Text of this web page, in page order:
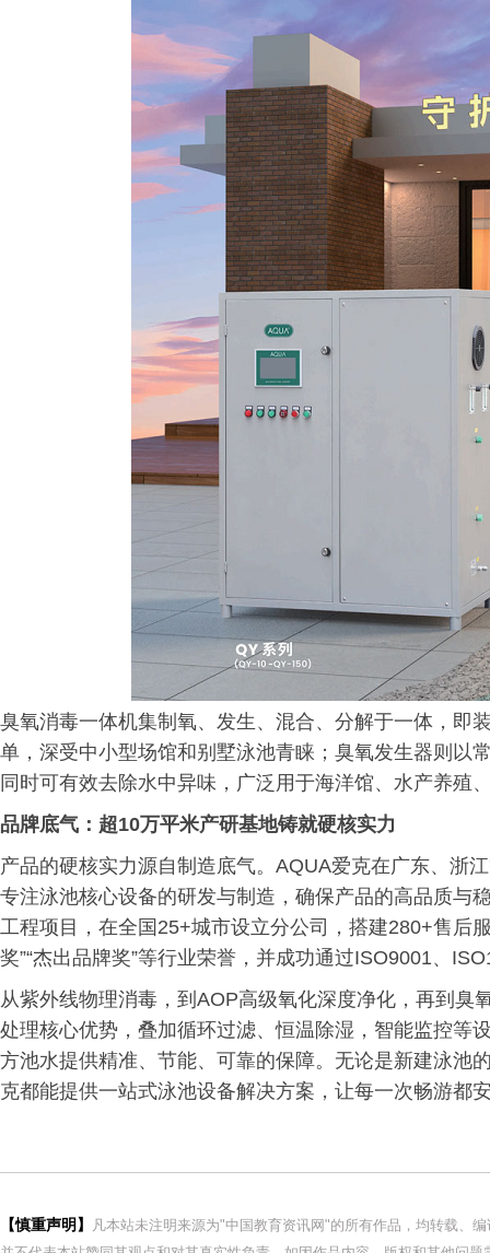
臭氧消毒一体机集制氧、发生、混合、分解于一体，即
单，深受中小型场馆和别墅泳池青睐；臭氧发生器则以
同时可有效去除水中异味，广泛用于海洋馆、水产养殖
品牌底气：超10万平米产研基地铸就硬核实力
产品的硬核实力源自制造底气。AQUA爱克在广东、浙
专注泳池核心设备的研发与制造，确保产品的高品质与
工程项目，在全国25+城市设立分公司，搭建280+售后
奖”“杰出品牌奖”等行业荣誉，并成功通过ISO9001、
从紫外线物理消毒，到AOP高级氧化深度净化，再到臭
处理核心优势，叠加循环过滤、恒温除湿，智能监控等
方池水提供精准、节能、可靠的保障。无论是新建泳池
克都能提供一站式泳池设备解决方案，让每一次畅游都
【慎重声明】
凡本站未注明来源为"中国教育资讯网"的所有作品，均转载、